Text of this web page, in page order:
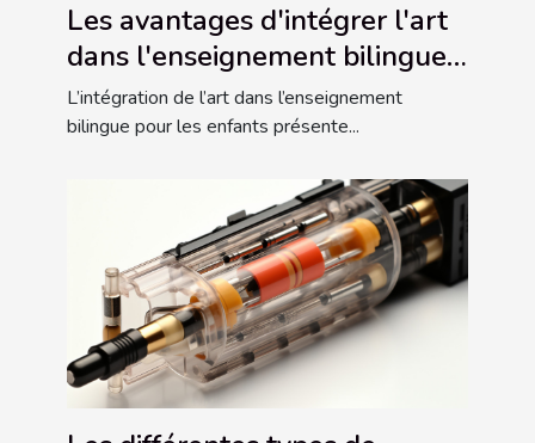
Les avantages d'intégrer l'art
dans l'enseignement bilingue
pour les enfants
L’intégration de l’art dans l’enseignement
bilingue pour les enfants présente...